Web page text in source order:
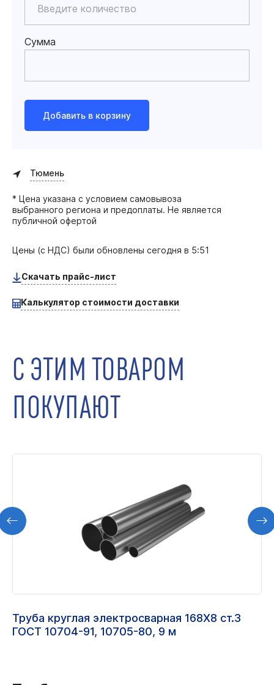
Сумма
Добавить в корзину
Тюмень
* Цена указана с условием самовывоза
выбранного региона и предоплаты. Не является
публичной офертой
Цены (с НДС) были обновлены сегодня в 5:51
Скачать прайс-лист
Калькулятор стоимости доставки
С ЭТИМ ТОВАРОМ
ПОКУПАЮТ
Труба круглая электросварная 168Х8 ст.3
ГОСТ 10704-91, 10705-80, 9 м